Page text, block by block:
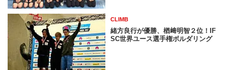
CLIMB
緒方良行が優勝、楢﨑明智２位！IF
SC世界ユース選手権ボルダリング